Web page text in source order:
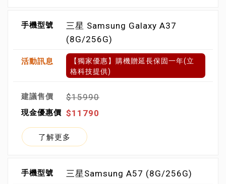
三星 Samsung Galaxy A37
(8G/256G)
【獨家優惠】購機贈延長保固一年(立
格科技提供)
$15990
$11790
了解更多
三星Samsung A57 (8G/256G)